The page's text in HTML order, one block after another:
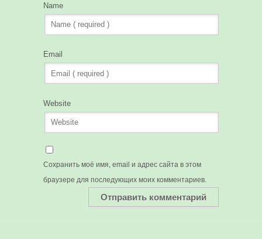
Name
Email
Website
Сохранить моё имя, email и адрес сайта в этом
браузере для последующих моих комментариев.